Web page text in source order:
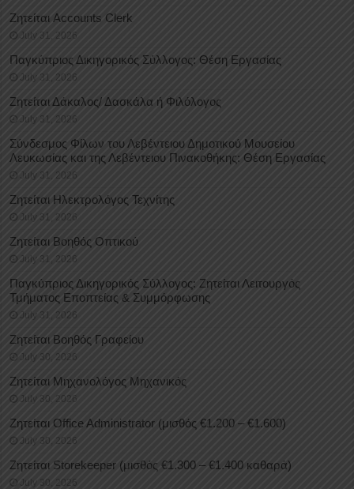
Ζητείται Accounts Clerk
July 31, 2026
Παγκύπριος Δικηγορικός Σύλλογος: Θέση Εργασίας
July 31, 2026
Ζητείται Δάκαλος/ Δασκάλα ή Φιλόλογος
July 31, 2026
Σύνδεσμος Φίλων του Λεβέντειου Δημοτικού Μουσείου
Λευκωσίας και της Λεβέντειου Πινακοθήκης: Θέση Εργασίας
July 31, 2026
Ζητείται Ηλεκτρολόγος Τεχνίτης
July 31, 2026
Ζητείται Βοηθός Οπτικού
July 31, 2026
Παγκύπριος Δικηγορικός Σύλλογος: Ζητείται Λειτουργός
Τμήματος Εποπτείας & Συμμόρφωσης
July 31, 2026
Ζητείται Βοηθός Γραφείου
July 30, 2026
Ζητείται Μηχανολόγος Μηχανικός
July 30, 2026
Ζητείται Office Administrator (μισθός €1.200 – €1.600)
July 30, 2026
Ζητείται Storekeeper (μισθός €1.300 – €1.400 καθαρά)
July 30, 2026